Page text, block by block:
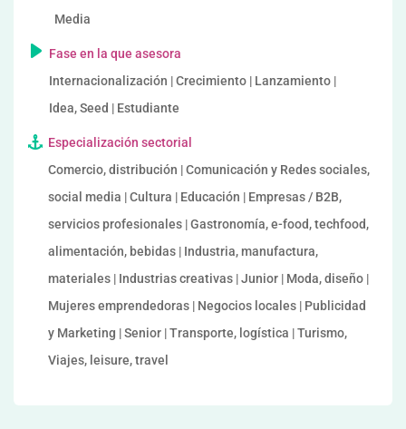
Media
Fase en la que asesora
Internacionalización | Crecimiento | Lanzamiento |
Idea, Seed | Estudiante
Especialización sectorial
Comercio, distribución | Comunicación y Redes sociales,
social media | Cultura | Educación | Empresas / B2B,
servicios profesionales | Gastronomía, e-food, techfood,
alimentación, bebidas | Industria, manufactura,
materiales | Industrias creativas | Junior | Moda, diseño |
Mujeres emprendedoras | Negocios locales | Publicidad
y Marketing | Senior | Transporte, logística | Turismo,
Viajes, leisure, travel